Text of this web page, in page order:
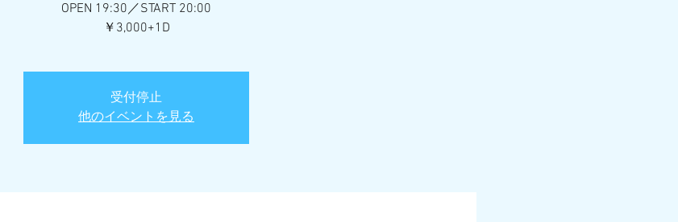
OPEN 19:30／START 20:00
￥3,000+1D
受付停止
他のイベントを見る